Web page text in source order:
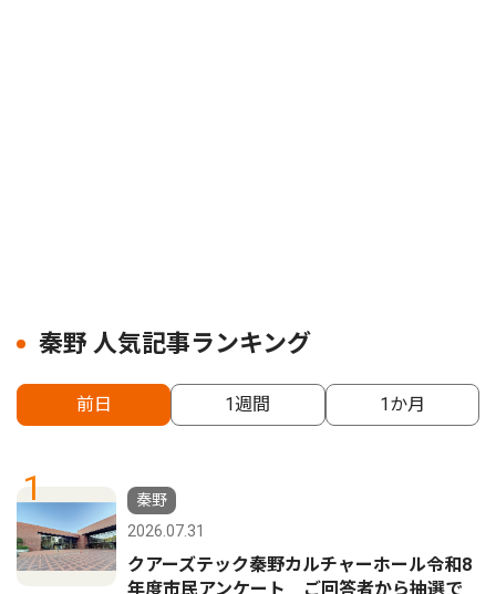
秦野 人気記事ランキング
前日 1週間 1か月
1
秦野
2026.07.31
クアーズテック秦野カルチャーホール令和8
年度市民アンケート ご回答者から抽選で